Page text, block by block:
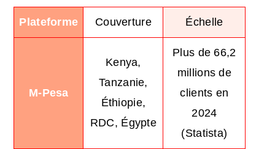
Plateforme Couverture Échelle
M-Pesa
Kenya,
Tanzanie,
Éthiopie,
RDC, Égypte
Plus de 66,2
millions de
clients en
2024
(Statista)